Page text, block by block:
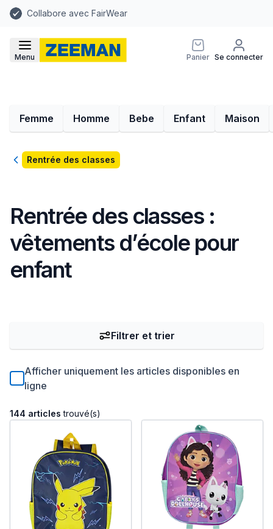
Collabore avec FairWear
Menu Panier Se connecter
Femme Homme Bebe Enfant Maison
RetourRentrée des classes
Rentrée des classes :
vêtements d’école pour
enfant
Afficher uniquement les articles disponibles en
ligne
144 articles trouvé(s)
Filtrer et trier